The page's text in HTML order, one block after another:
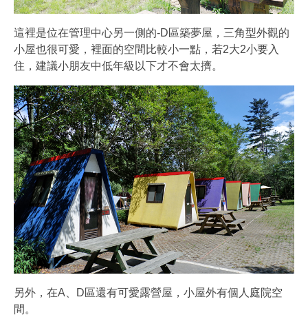
這裡是位在管理中心另一側的-D區築夢屋，三角型外觀的
小屋也很可愛，裡面的空間比較小一點，若2大2小要入
住，建議小朋友中低年級以下才不會太擠。
另外，在A、D區還有可愛露營屋，小屋外有個人庭院空
間。